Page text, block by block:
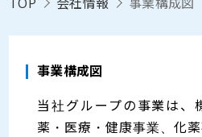
事業構成図
当社グループの事業は、
薬・医療・健康事業、化